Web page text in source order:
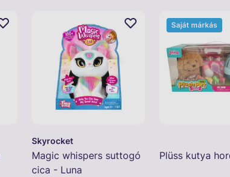
Skyrocket
Magic whispers suttogó
cica - Luna
Plüss kutya
Saját márkás